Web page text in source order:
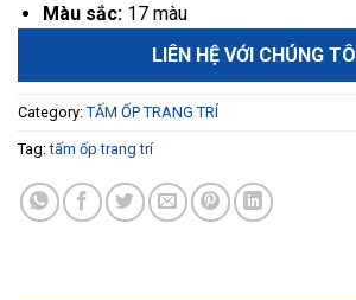
Màu sắc:17 màu
LIÊN HỆ VỚI CHÚNG TÔI
Category: TẤM ỐP TRANG TRÍ
Tag:tấm ốp trang trí